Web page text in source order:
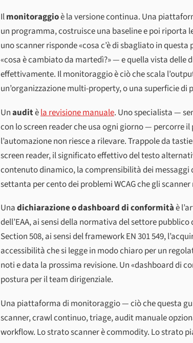
Ilmonitoraggioè la versione continua. Una
un programma, costruisce una baseline e poi riporta
uno scanner risponde «cosa c’è di sbagliato in
«cosa è cambiato da martedì?» — e quella vista delle
effettivamente. Il monitoraggio è ciò che scala
un’organizzazione multi-property, o una superficie
Unauditèla revisione manuale. Uno specialista —
con lo screen reader che usa ogni giorno — percorre
l’automazione non riesce a rilevare. Trappole da
screen reader, il significato effettivo del testo
contenuto dinamico, la comprensibilità dei messaggi
settanta per cento dei problemi WCAG che gli
Unadichiarazione o dashboard di conformitàè
dell’EAA, ai sensi della normativa del settore
Section 508, ai sensi del framework EN 301 549,
accessibilità che si legge in modo chiaro per un
noti e data la prossima revisione. Un «dashboard di
postura per il team dirigenziale.
Una piattaformadi monitoraggio — ciò che questa
scanner, crawl continuo, triage, audit manuale
workflow. Lo strato scanner è commodity. Lo strato